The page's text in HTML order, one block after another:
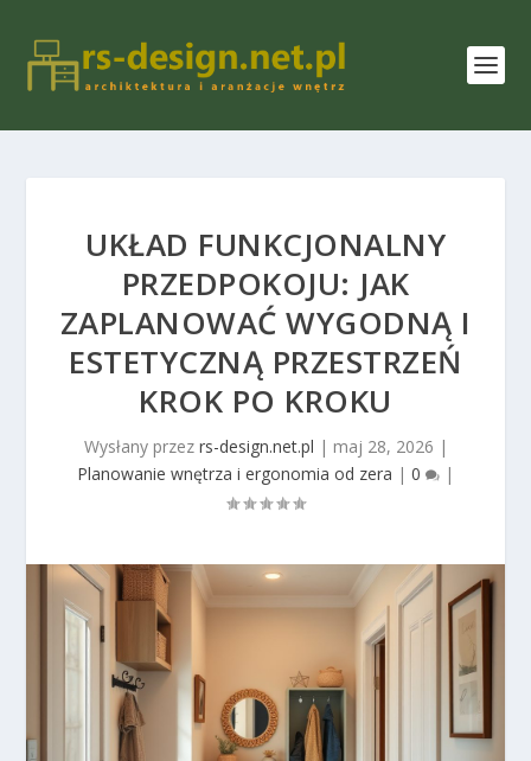
UKŁAD FUNKCJONALNY
PRZEDPOKOJU: JAK
ZAPLANOWAĆ WYGODNĄ I
ESTETYCZNĄ PRZESTRZEŃ
KROK PO KROKU
Wysłany przez rs-design.net.pl | maj 28, 2026 |
Planowanie wnętrza i ergonomia od zera | 0 |